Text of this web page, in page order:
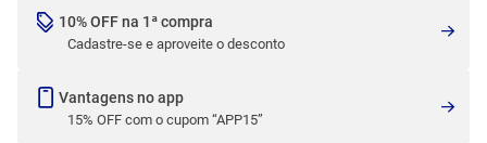
10% OFF na 1ª compra
Cadastre-se e aproveite o desconto
Vantagens no app
15% OFF com o cupom “APP15”